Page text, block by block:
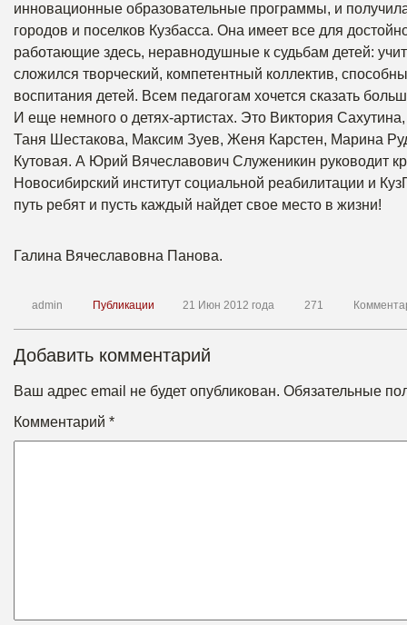
инновационные образовательные программы, и
городов и поселков Кузбасса. Она имеет все для
работающие здесь, неравнодушные к судьбам детей:
сложился творческий, компетентный коллектив,
воспитания детей. Всем педагогам хочется сказать
И еще немного о детях-артистах. Это Виктория
Таня Шестакова, Максим Зуев, Женя Карстен, Марина
Кутовая. А Юрий Вячеславович Служеникин руководит
Новосибирский институт социальной реабилитации и
путь ребят и пусть каждый найдет свое место в жизни!
Галина Вячеславовна Панова.
admin Публикации 21 Июн 2012 года 271
Добавить комментарий
Ваш адрес email не будет опубликован. Обязательные
Комментарий *